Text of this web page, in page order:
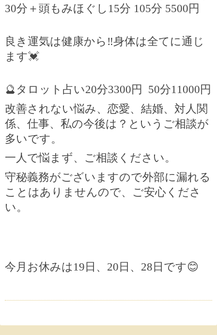
30分＋頭もみほぐし 15分 105分 5500 円
良き運気は健康から ‼️身体は全てに通じ
ます💓
🔮 タロット占い20分3300 円 50分11000 円
改善されない悩み、恋愛、結婚、対人関
係、仕事、私の今後は？というご相談が
多いです。
一人で悩まず、ご相談ください。
守秘義務がございますので外部に漏れる
ことはありませんので、ご安心くださ
い。
今月お休みは 19 日、 20 日、 28 日です😊